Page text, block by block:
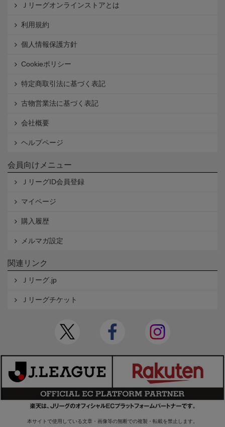
Ｊリーグオンラインストアとは
利用規約
個人情報保護方針
Cookieポリシー
特定商取引法に基づく表記
古物営業法に基づく表記
会社概要
ヘルプページ
会員向けメニュー
ＪリーグID会員登録
マイページ
購入履歴
メルマガ設定
関連リンク
Ｊリーグ.jp
Ｊリーグチケット
本サイトで使用している文章・画像等の無断での複製・転載を禁止します。